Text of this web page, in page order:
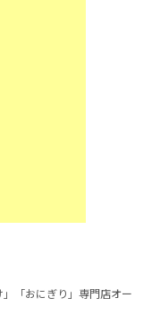
「おにぎり」専門店オー